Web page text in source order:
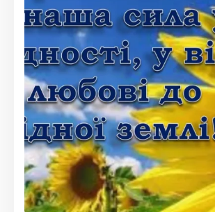
Театр
і
пам’ять:
«Пілот
і
маленький
принц»